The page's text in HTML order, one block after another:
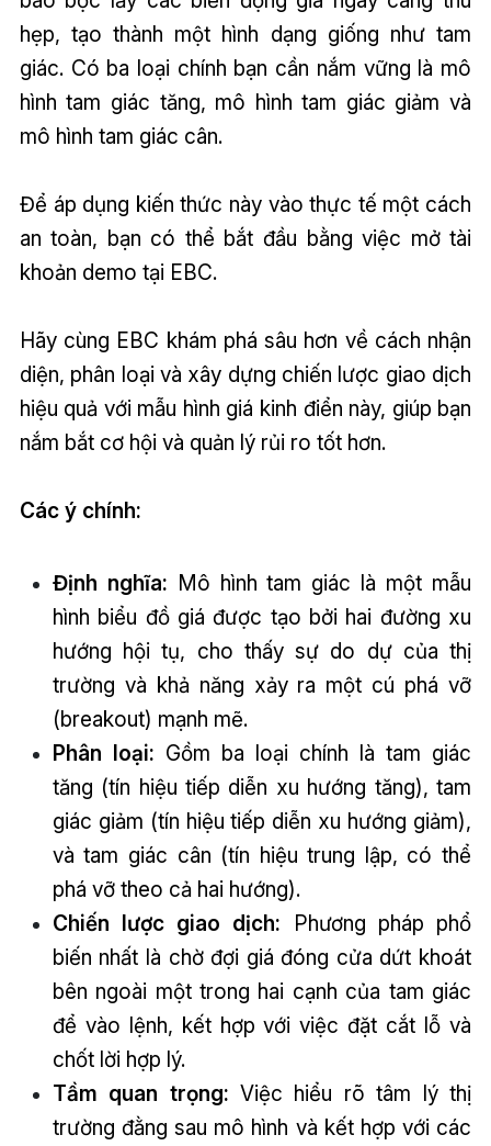
hẹp, tạo thành một hình dạng giống như tam
giác. Có ba loại chính bạn cần nắm vững là mô
hình tam giác tăng, mô hình tam giác giảm và
mô hình tam giác cân.
Để áp dụng kiến thức này vào thực tế một cách
an toàn, bạn có thể bắt đầu bằng việc mở tài
khoản demo tại EBC.
Hãy cùng EBC khám phá sâu hơn về cách nhận
diện, phân loại và xây dựng chiến lược giao dịch
hiệu quả với mẫu hình giá kinh điển này, giúp bạn
nắm bắt cơ hội và quản lý rủi ro tốt hơn.
Các ý chính:
Định nghĩa: Mô hình tam giác là một mẫu
hình biểu đồ giá được tạo bởi hai đường xu
hướng hội tụ, cho thấy sự do dự của thị
trường và khả năng xảy ra một cú phá vỡ
(breakout) mạnh mẽ.
Phân loại: Gồm ba loại chính là tam giác
tăng (tín hiệu tiếp diễn xu hướng tăng), tam
giác giảm (tín hiệu tiếp diễn xu hướng giảm),
và tam giác cân (tín hiệu trung lập, có thể
phá vỡ theo cả hai hướng).
Chiến lược giao dịch: Phương pháp phổ
biến nhất là chờ đợi giá đóng cửa dứt khoát
bên ngoài một trong hai cạnh của tam giác
để vào lệnh, kết hợp với việc đặt cắt lỗ và
chốt lời hợp lý.
Tầm quan trọng: Việc hiểu rõ tâm lý thị
trường đằng sau mô hình và kết hợp với các